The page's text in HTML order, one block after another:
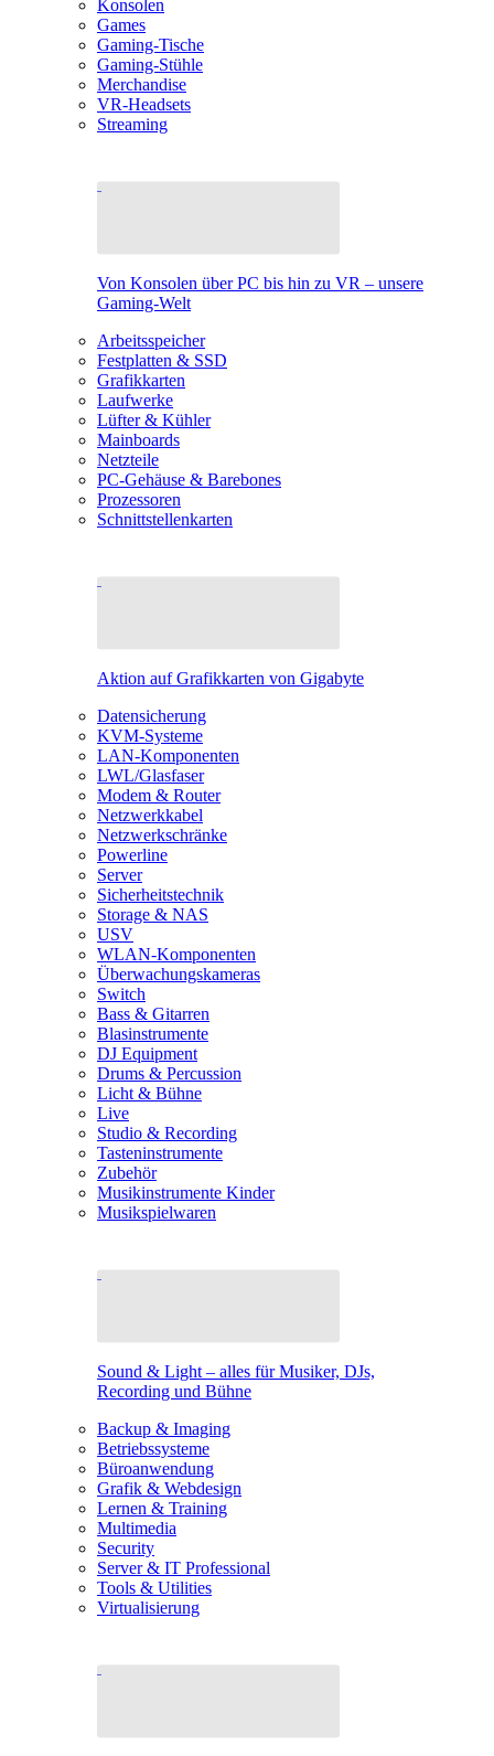
Konsolen
Games
Gaming-Tische
Gaming-Stühle
Merchandise
VR-Headsets
Streaming
Von Konsolen über PC bis hin zu VR – unsere
Gaming-Welt
Arbeitsspeicher
Festplatten & SSD
Grafikkarten
Laufwerke
Lüfter & Kühler
Mainboards
Netzteile
PC-Gehäuse & Barebones
Prozessoren
Schnittstellenkarten
Aktion auf Grafikkarten von Gigabyte
Datensicherung
KVM-Systeme
LAN-Komponenten
LWL/Glasfaser
Modem & Router
Netzwerkkabel
Netzwerkschränke
Powerline
Server
Sicherheitstechnik
Storage & NAS
USV
WLAN-Komponenten
Überwachungskameras
Switch
Bass & Gitarren
Blasinstrumente
DJ Equipment
Drums & Percussion
Licht & Bühne
Live
Studio & Recording
Tasteninstrumente
Zubehör
Musikinstrumente Kinder
Musikspielwaren
Sound & Light – alles für Musiker, DJs,
Recording und Bühne
Backup & Imaging
Betriebssysteme
Büroanwendung
Grafik & Webdesign
Lernen & Training
Multimedia
Security
Server & IT Professional
Tools & Utilities
Virtualisierung